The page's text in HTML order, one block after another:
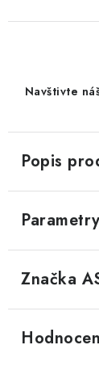
Navštivte
Popis
Značka